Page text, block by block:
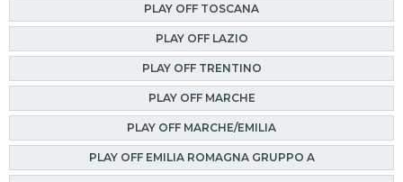
PLAY OFF TOSCANA
PLAY OFF LAZIO
PLAY OFF TRENTINO
PLAY OFF MARCHE
PLAY OFF MARCHE/EMILIA
PLAY OFF EMILIA ROMAGNA GRUPPO A